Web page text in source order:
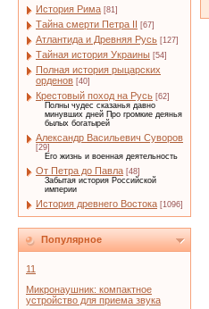
История Рима [81]
Тайна смерти Петра II [67]
Атлантида и Древняя Русь [127]
Тайная история Украины [54]
Полная история рыцарских
орденов [40]
Крестовый поход на Русь [62]
Полны чудес сказанья давно
минувших дней Про громкие деянья
былых богатырей
Александр Васильевич Суворов
[29]
Его жизнь и военная деятельность
От Петра до Павла [48]
Забытая история Российской
империи
История древнего Востока [1096]
Популярное
11
Микронаушник: компактное
устройство для приема звука